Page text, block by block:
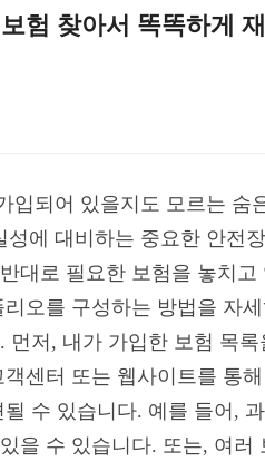
험 찾아서 똑똑하게
입되어 있을지도 모르는 숨
에 대비하는 중요한 안전
대로 필요한 보험을 놓치고
오를 구성하는 방법을 자
저, 내가 가입한 보험 목
센터 또는 웹사이트를 통
수 있습니다. 예를 들어,
을 수 있습니다. 또는, 여러